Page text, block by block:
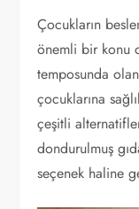
Çocukların
önemli bir konu
temposunda
çocuklarına
çeşitli
dondurulmuş
seçenek haline